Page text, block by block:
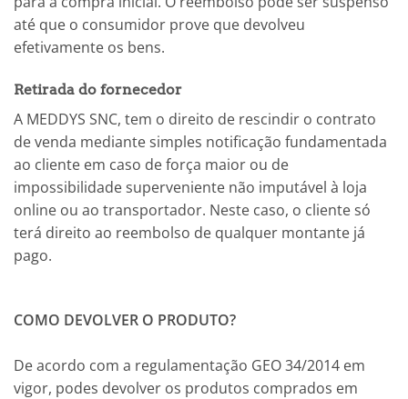
até que o consumidor prove que devolveu
efetivamente os bens.
Retirada do fornecedor
A MEDDYS SNC, tem o direito de rescindir o contrato
de venda mediante simples notificação fundamentada
ao cliente em caso de força maior ou de
impossibilidade superveniente não imputável à loja
online ou ao transportador. Neste caso, o cliente só
terá direito ao reembolso de qualquer montante já
pago.
COMO DEVOLVER O PRODUTO?
De acordo com a regulamentação GEO 34/2014 em
vigor, podes devolver os produtos comprados em